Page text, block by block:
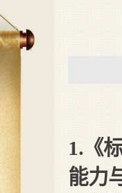
1.《
能力